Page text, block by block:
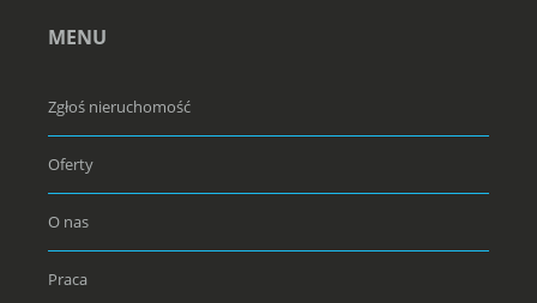
MENU
Zgłoś nieruchomość
Oferty
O nas
Praca